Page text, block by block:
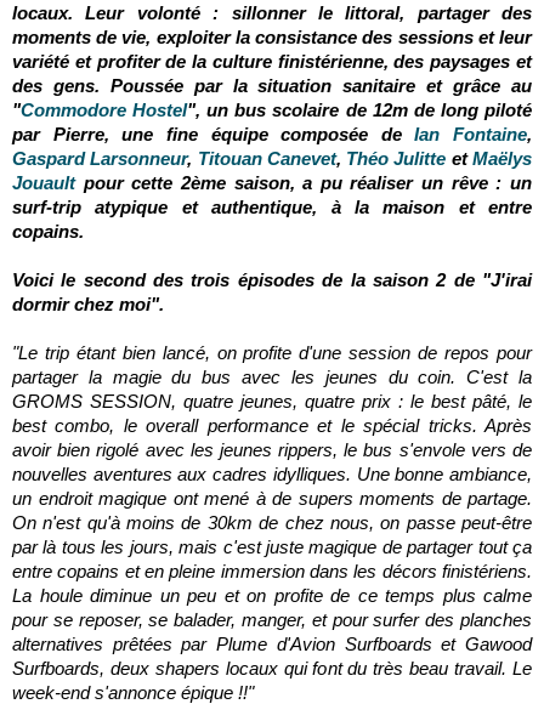
locaux. Leur volonté : sillonner le littoral, partager des
moments de vie, exploiter la consistance des sessions et leur
variété et profiter de la culture finistérienne, des paysages et
des gens. Poussée par la situation sanitaire et grâce au
"Commodore Hostel", un bus scolaire de 12m de long piloté
par Pierre, une fine équipe composée deIan Fontaine,
Gaspard Larsonneur, Titouan Canevet, Théo Julitte etMaëlys
Jouaultpour cette 2ème saison, a pu réaliser un rêve : un
surf-trip atypique et authentique, à la maison et entre
copains.
Voici le second des trois épisodes de la saison 2 de "J'irai
dormir chez moi".
"Le trip étant bien lancé, on profite d'une session de repos pour
partager la magie du bus avec les jeunes du coin. C'est la
GROMS SESSION, quatre jeunes, quatre prix : le best pâté, le
bestcombo, le overall performance et le spécial tricks. Après
avoir bien rigolé avec les jeunesrippers, le bus s'envole vers de
nouvelles aventures aux cadres idylliques. Une bonne ambiance,
un endroit magique ont mené à de supers moments de partage.
On n'est qu'àmoins de 30km de chez nous, on passe peut-être
par là tous les jours, mais c'est justemagique de partager tout ça
entre copains et en pleine immersion dans les décors finistériens.
La houle diminue un peu et on profite de ce temps plus calme
pour se reposer,se balader, manger, et pour surfer des planches
alternatives prêtées par Plume d'Avion Surfboards et Gawood
Surfboards, deux shapers locaux qui font du très beau travail. Le
week-end s'annonce épique !!"